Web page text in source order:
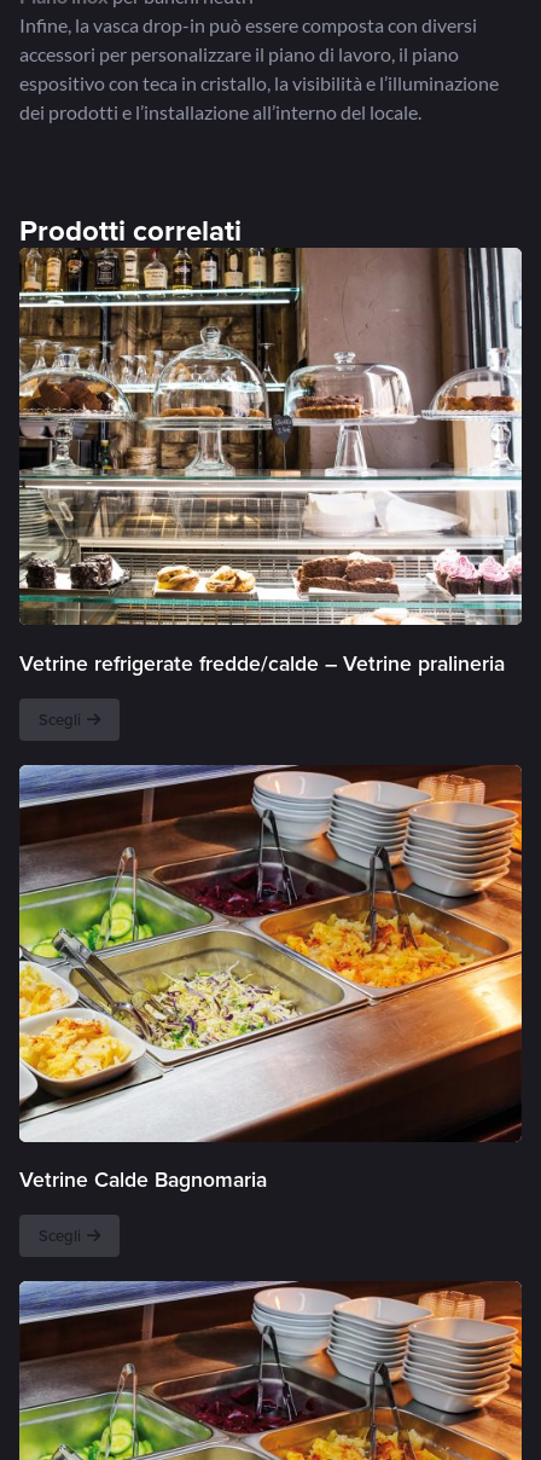
Infine, la vasca drop-in può essere composta con diversi
accessori per personalizzare il piano di lavoro, il piano
espositivo con teca in cristallo, la visibilità e l’illuminazione
dei prodotti e l’installazione all’interno del locale.
Prodotti correlati
Vetrine refrigerate fredde/calde – Vetrine pralineria
Scegli
Vetrine Calde Bagnomaria
Scegli